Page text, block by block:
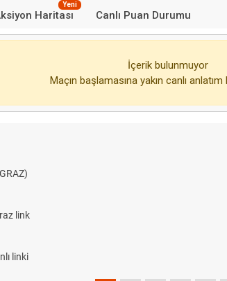
Haritası
Yeni
Canlı Puan Durumu
İçerik bulunmuyor
Maçın başlamasına yakın canlı anlatım
link
linki